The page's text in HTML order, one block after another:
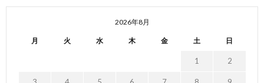
2026年8月
月 火 水 木 金 土 日
1 2